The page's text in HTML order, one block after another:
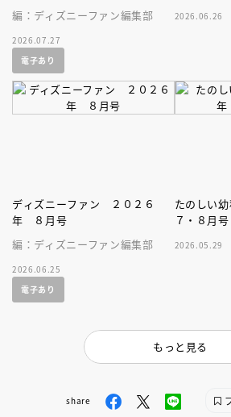
編：ディズニーファン編集部
2026.07.27
電子あり
2026.06.26
ディズニーファン ２０２６
年 ８月号
編：ディズニーファン編集部
2026.06.25
電子あり
たのしい
７・８月号
2026.05.29
もっと見る
share